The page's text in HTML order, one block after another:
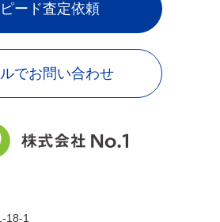
ード査定依頼
でお問い合わせ
18-1